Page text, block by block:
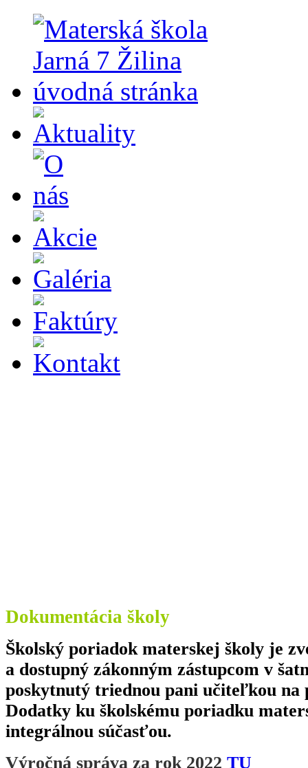
Dokumentácia školy
Školský poriadok materskej školy je
a dostupný zákonným zástupcom v
poskytnutý triednou pani učiteľkou na
Dodatky ku školskému poriadku
integrálnou súčasťou.
Výročná správa za rok 2022 TU